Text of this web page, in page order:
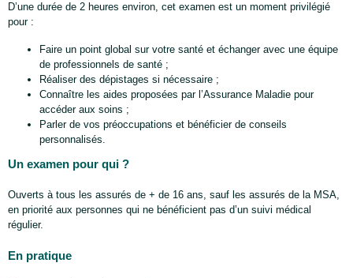
D’une durée de 2 heures environ, cet examen est un moment privilégié
pour :
Faire un point global sur votre santé et échanger avec une équipe
de professionnels de santé ;
Réaliser des dépistages si nécessaire ;
Connaître les aides proposées par l’Assurance Maladie pour
accéder aux soins ;
Parler de vos préoccupations et bénéficier de conseils
personnalisés.
Un examen pour qui ?
Ouverts à tous les assurés de + de 16 ans, sauf les assurés de la MSA,
en priorité aux personnes qui ne bénéficient pas d’un suivi médical
régulier.
En pratique